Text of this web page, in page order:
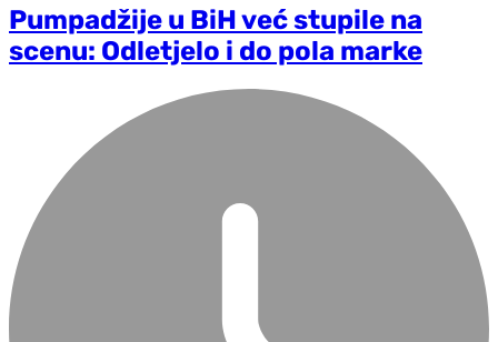
Pumpadžije u BiH već stupile na
scenu: Odletjelo i do pola marke